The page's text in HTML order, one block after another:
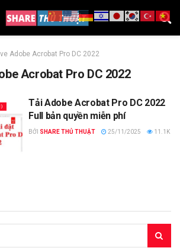
Adobe Acrobat Pro DC 2022
Acrobat Pro DC 2022
Tải Adobe Acrobat Pro DC 2022
Full bản quyền miễn phí
BỞI SHARE THỦ THUẬT 25/11/2025 11.1K